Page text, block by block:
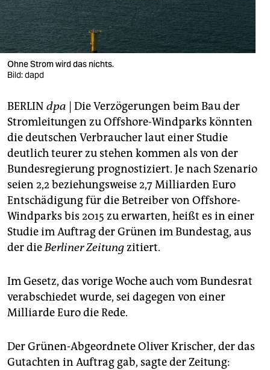
verlag
verlag
veranstaltungen
fragen & hilfe
unterstützen
abo
genossenschaft
epaper login
Ohne Strom wird das nichts.
Bild: dapd
BERLIN dpa | Die Verzögerungen beim Bau der
Stromleitungen zu Offshore-Windparks könnten
die deutschen Verbraucher laut einer Studie
deutlich teurer zu stehen kommen als von der
Bundesregierung prognostiziert. Je nach Szenario
seien 2,2 beziehungsweise 2,7 Milliarden Euro
Entschädigung für die Betreiber von Offshore-
Windparks bis 2015 zu erwarten, heißt es in einer
Studie im Auftrag der Grünen im Bundestag, aus
der dieBerliner Zeitungzitiert.
Im Gesetz, das vorige Woche auch vom Bundesrat
verabschiedet wurde, sei dagegen von einer
Milliarde Euro die Rede.
Der Grünen-Abgeordnete Oliver Krischer, der das
Gutachten in Auftrag gab, sagte der Zeitung: